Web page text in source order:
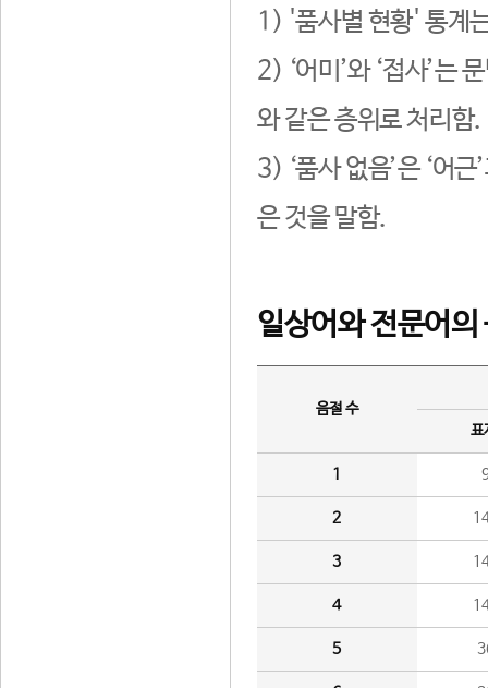
1) '품사별 현황' 통계
2) ‘어미’와 ‘접사’는
와 같은 층위로 처리함.
3) ‘품사 없음’은 ‘어
은 것을 말함.
일상어와 전문어의
음절 수
표
1
2
3
4
5